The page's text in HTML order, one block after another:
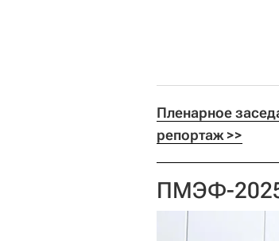
Пленарное
репортаж >>
ПМЭФ-